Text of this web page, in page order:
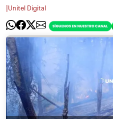
Unitel Digital